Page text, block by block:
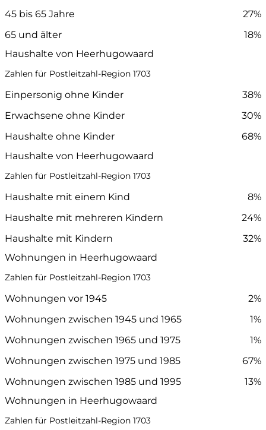
45 bis 65 Jahre
27%
65 und älter
18%
Haushalte von Heerhugowaard
Zahlen für Postleitzahl-Region 1703
Einpersonig ohne Kinder
38%
Erwachsene ohne Kinder
30%
Haushalte ohne Kinder
68%
Haushalte von Heerhugowaard
Zahlen für Postleitzahl-Region 1703
Haushalte mit einem Kind
8%
Haushalte mit mehreren Kindern
24%
Haushalte mit Kindern
32%
Wohnungen in Heerhugowaard
Zahlen für Postleitzahl-Region 1703
Wohnungen vor 1945
2%
Wohnungen zwischen 1945 und 1965
1%
Wohnungen zwischen 1965 und 1975
1%
Wohnungen zwischen 1975 und 1985
67%
Wohnungen zwischen 1985 und 1995
13%
Wohnungen in Heerhugowaard
Zahlen für Postleitzahl-Region 1703